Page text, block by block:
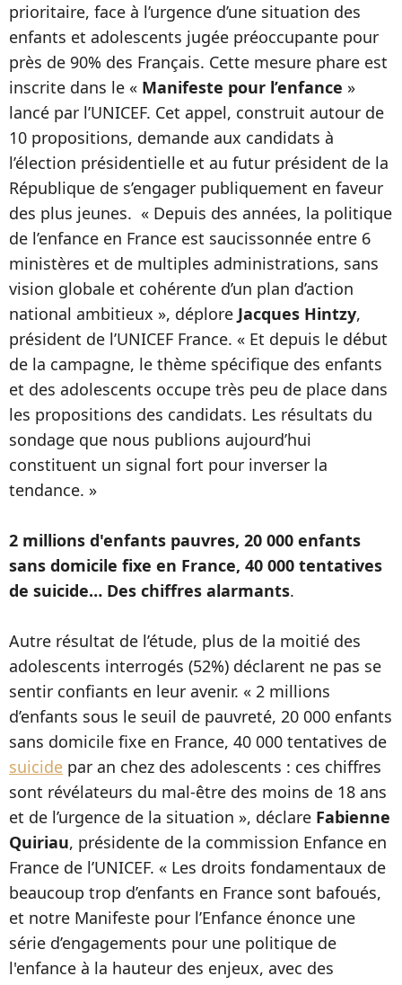
prioritaire, face à l’urgence d’une situation des
enfants et adolescents jugée préoccupante pour
près de 90% des Français. Cette mesure phare est
inscrite dans le « Manifeste pour l’enfance »
lancé par l’UNICEF. Cet appel, construit autour de
10 propositions, demande aux candidats à
l’élection présidentielle et au futur président de la
République de s’engager publiquement en faveur
des plus jeunes. « Depuis des années, la politique
de l’enfance en France est saucissonnée entre 6
ministères et de multiples administrations, sans
vision globale et cohérente d’un plan d’action
national ambitieux », déplore Jacques Hintzy,
président de l’UNICEF France. « Et depuis le début
de la campagne, le thème spécifique des enfants
et des adolescents occupe très peu de place dans
les propositions des candidats. Les résultats du
sondage que nous publions aujourd’hui
constituent un signal fort pour inverser la
tendance. »
2 millions d'enfants pauvres, 20 000 enfants
sans domicile fixe en France, 40 000 tentatives
de suicide… Des chiffres alarmants.
Autre résultat de l’étude, plus de la moitié des
adolescents interrogés (52%) déclarent ne pas se
sentir confiants en leur avenir. « 2 millions
d’enfants sous le seuil de pauvreté, 20 000 enfants
sans domicile fixe en France, 40 000 tentatives de
suicide par an chez des adolescents : ces chiffres
sont révélateurs du mal-être des moins de 18 ans
et de l’urgence de la situation », déclare Fabienne
Quiriau, présidente de la commission Enfance en
France de l’UNICEF. « Les droits fondamentaux de
beaucoup trop d’enfants en France sont bafoués,
et notre Manifeste pour l’Enfance énonce une
série d’engagements pour une politique de
l'enfance à la hauteur des enjeux, avec des